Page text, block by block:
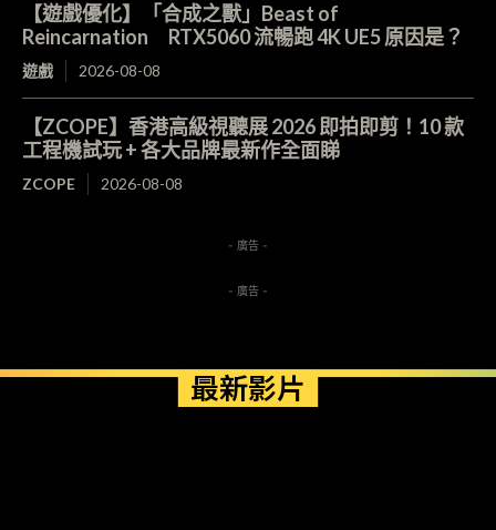
【遊戲優化】「合成之獸」Beast of
Reincarnation RTX5060 流暢跑 4K UE5 原因是？
遊戲 2026-08-08
【ZCOPE】香港高級視聽展 2026 即拍即剪！10 款
工程機試玩 + 各大品牌最新作全面睇
ZCOPE 2026-08-08
- 廣告 -
- 廣告 -
最新影片